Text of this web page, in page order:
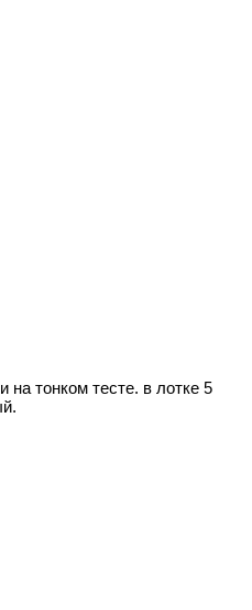
на тонком тесте. в лотке 5